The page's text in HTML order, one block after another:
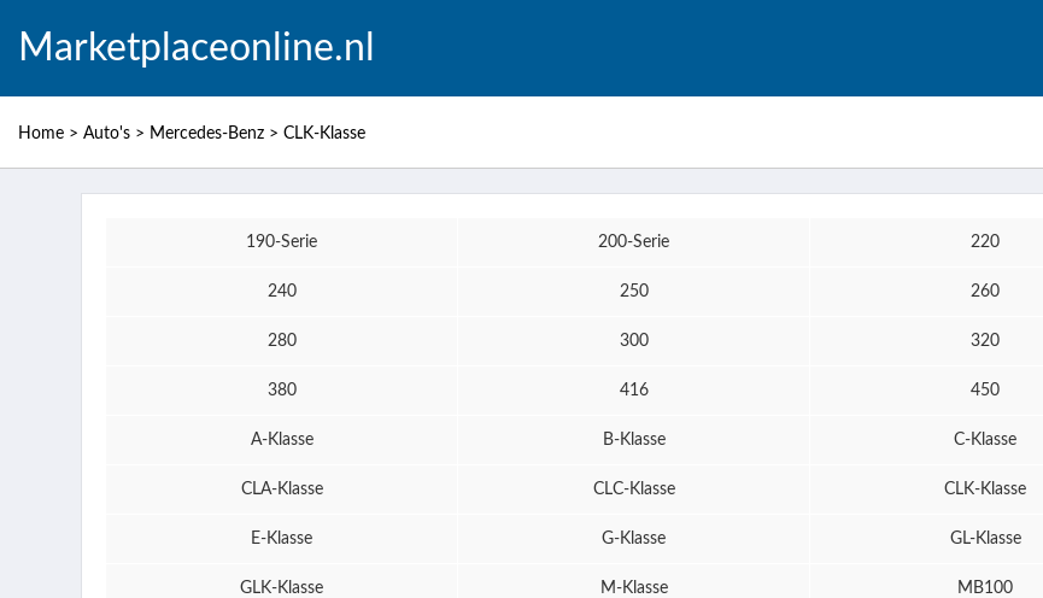
Marketplaceonline.nl
Home > Auto's > Mercedes-Benz > CLK-Klasse
190-Serie 200-Serie 220
240 250 260
280 300 320
380 416 450
A-Klasse B-Klasse C-Klasse
CLA-Klasse CLC-Klasse CLK-Klasse
E-Klasse G-Klasse GL-Klasse
GLK-Klasse M-Klasse MB100